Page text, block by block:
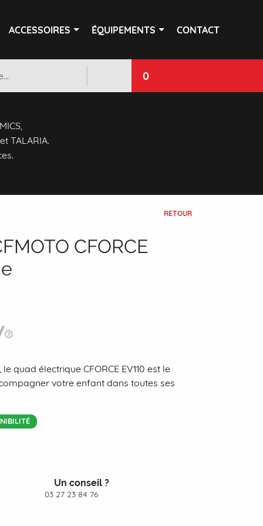
ACCESSOIRES ÉQUIPEMENTS CONTACT
0
TALARIA.
RETOUR
CFORCE
quad électrique CFORCE EV110 est le
votre enfant dans toutes ses
Un conseil ?
03 27 23 84 76